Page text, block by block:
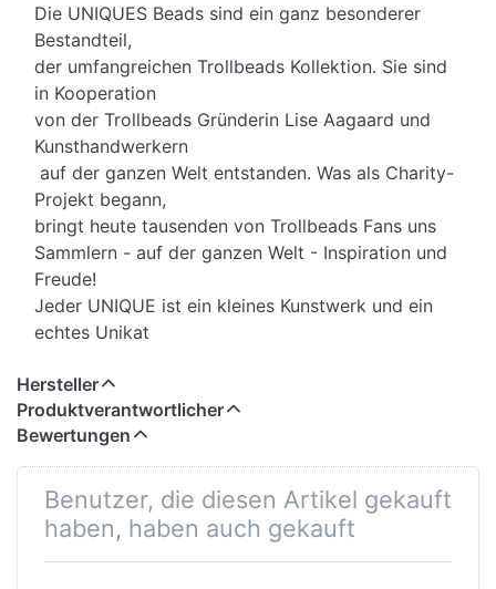
Die UNIQUES Beads sind ein ganz besonderer
Bestandteil,
der umfangreichen Trollbeads Kollektion. Sie sind
in Kooperation
von der Trollbeads Gründerin Lise Aagaard und
Kunsthandwerkern
auf der ganzen Welt entstanden. Was als Charity-
Projekt begann,
bringt heute tausenden von Trollbeads Fans uns
Sammlern - auf der ganzen Welt - Inspiration und
Freude!
Jeder UNIQUE ist ein kleines Kunstwerk und ein
echtes Unikat
Hersteller
Produktverantwortlicher
Bewertungen
Benutzer, die diesen Artikel gekauft
haben, haben auch gekauft